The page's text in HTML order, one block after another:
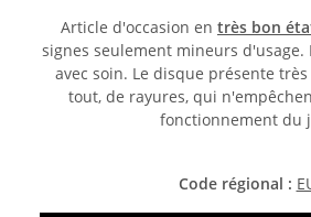
Article d'occasion en très bon
signes seulement mineurs d'usage.
avec soin. Le disque présente
tout, de rayures, qui
fonctionnement du
Code régional :